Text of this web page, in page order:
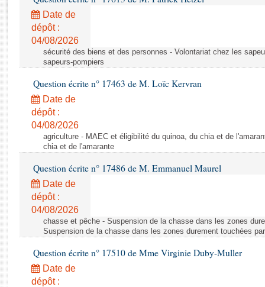
Rapports d'enquête
Rapports législatifs
Rapports sur l'application des lois
Baromètre de l’application des lois
Dossiers législatifs
Budget et sécurité sociale
Questions écrites et orales
Comptes rendus des débats
Date de
dépôt :
04/08/2026
sécurité des biens et des personnes - Volontariat chez les
sapeurs-pompiers
Question écrite n° 17463 de M. Loïc Kervran
Date de
dépôt :
04/08/2026
agriculture - MAEC et éligibilité du quinoa, du chia et de
chia et de l'amarante
Question écrite n° 17486 de M. Emmanuel Maurel
Date de
dépôt :
04/08/2026
chasse et pêche - Suspension de la chasse dans les zones
Suspension de la chasse dans les zones durement touchées
Question écrite n° 17510 de Mme Virginie Duby-Muller
Date de
dépôt :